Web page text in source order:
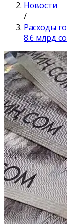
Новости
/
Расходы
8.6 млрд